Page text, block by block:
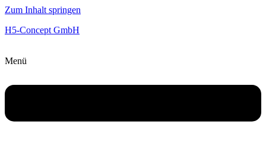
Zum Inhalt springen
H5-Concept GmbH
Menü